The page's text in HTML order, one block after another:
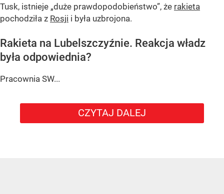
Tusk, istnieje „duże prawdopodobieństwo”, że rakieta
pochodziła z Rosji i była uzbrojona.
Rakieta na Lubelszczyźnie. Reakcja władz
była odpowiednia?
Pracownia SW...
CZYTAJ DALEJ